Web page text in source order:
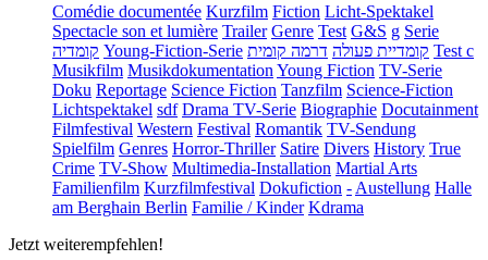
Comédie documentée Kurzfilm Fiction Licht-Spektakel
Spectacle son et lumière Trailer Genre Test G&S g Serie
קומדיה Young-Fiction-Serie קומדיית פעולה דרמה קומית
Test c
Musikfilm Musikdokumentation Young Fiction TV-Serie
Doku Reportage Science Fiction Tanzfilm Science-Fiction
Lichtspektakel sdf Drama TV-Serie Biographie Docutainment
Filmfestival Western Festival Romantik TV-Sendung
Spielfilm Genres Horror-Thriller Satire Divers History True
Crime TV-Show Multimedia-Installation Martial Arts
Familienfilm Kurzfilmfestival Dokufiction - Austellung Halle
am Berghain Berlin Familie / Kinder Kdrama
Jetzt weiterempfehlen!